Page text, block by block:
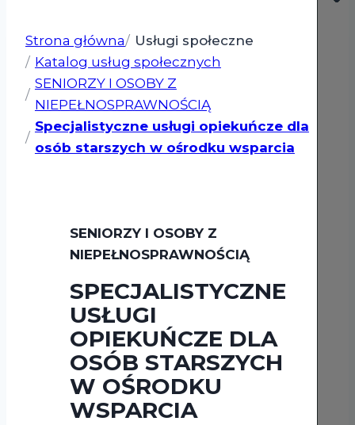
Strona główna
Usługi społeczne
Katalog usług społecznych
SENIORZY I OSOBY Z
NIEPEŁNOSPRAWNOŚCIĄ
Specjalistyczne usługi opiekuńcze dla
osób starszych w ośrodku wsparcia
SENIORZY I OSOBY Z
NIEPEŁNOSPRAWNOŚCIĄ
SPECJALISTYCZNE
USŁUGI
OPIEKUŃCZE DLA
OSÓB STARSZYCH
W OŚRODKU
WSPARCIA